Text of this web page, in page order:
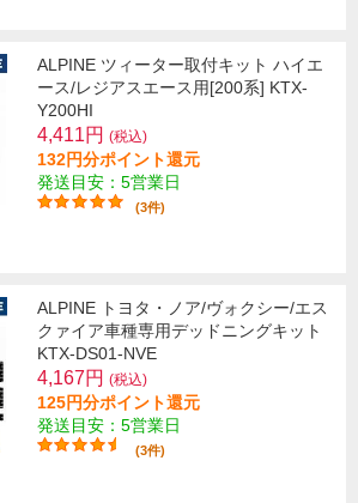
ALPINE ツィーター取付キット ハイエ
ース/レジアスエース用[200系] KTX-
Y200HI
4,411円 (税込)
132円分ポイント還元
発送目安：5営業日
(3件)
ALPINE トヨタ・ノア/ヴォクシー/エス
クァイア車種専用デッドニングキット
KTX-DS01-NVE
4,167円 (税込)
125円分ポイント還元
発送目安：5営業日
(3件)